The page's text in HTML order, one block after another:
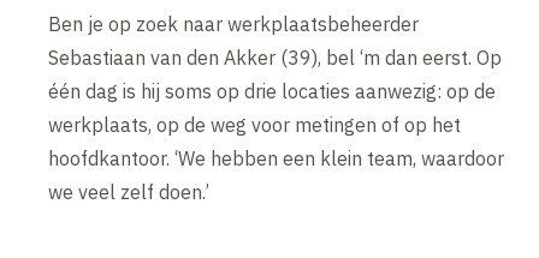
Ben je op zoek naar werkplaatsbeheerder
Sebastiaan van den Akker (39), bel ‘m dan eerst. Op
één dag is hij soms op drie locaties aanwezig: op de
werkplaats, op de weg voor metingen of op het
hoofdkantoor. ‘We hebben een klein team, waardoor
we veel zelf doen.’